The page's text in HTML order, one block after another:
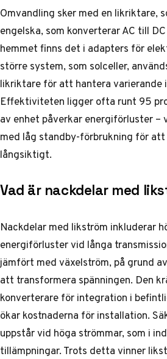
Omvandling sker med en likriktare,
engelska, som konverterar AC till
hemmet finns det i adapters för
större system, som solceller,
likriktare för att hantera varierande
Effektiviteten ligger ofta runt 95
av enhet påverkar energiförluster –
med låg standby-förbrukning för att
långsiktigt.
Vad är nackdelar med
Nackdelar med likström inkluderar
energiförluster vid långa
jämfört med växelström, på grund
att transformera spänningen. Den
konverterare för integration i
ökar kostnaderna för installation.
uppstår vid höga strömmar, som i
tillämpningar. Trots detta vinner